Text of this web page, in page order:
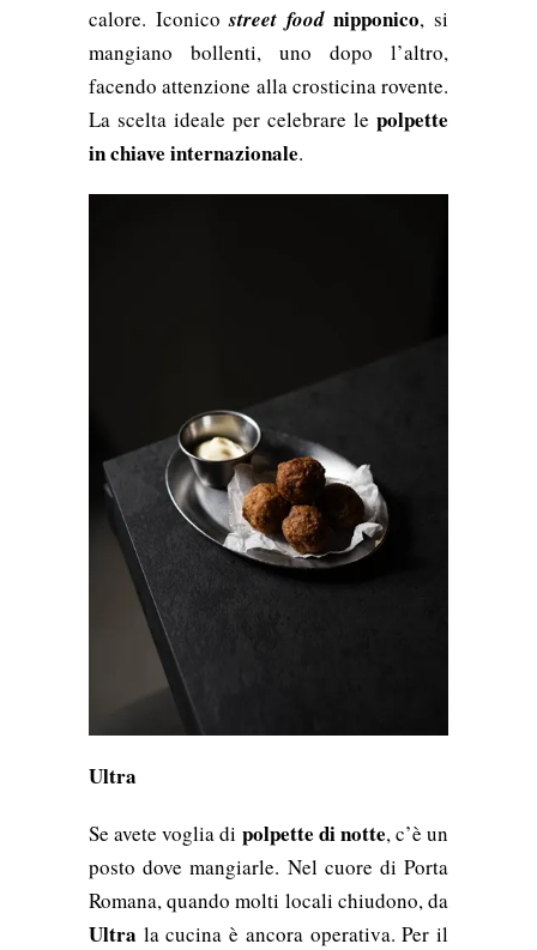
calore. Iconicostreet foodnipponico, si
mangiano bollenti, uno dopo l’altro,
facendo attenzione alla crosticina rovente.
La scelta ideale per celebrare le polpette
in chiave internazionale.
Ultra
Se avete voglia di polpette di notte, c’è un
posto dove mangiarle. Nel cuore di Porta
Romana, quando molti locali chiudono, da
Ultra la cucina è ancora operativa. Per il